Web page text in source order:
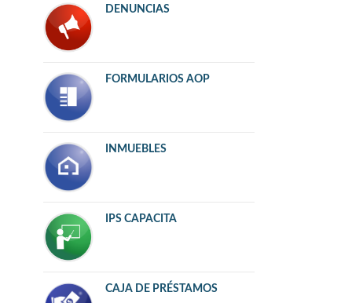
DENUNCIAS
FORMULARIOS AOP
INMUEBLES
IPS CAPACITA
CAJA DE PRÉSTAMOS